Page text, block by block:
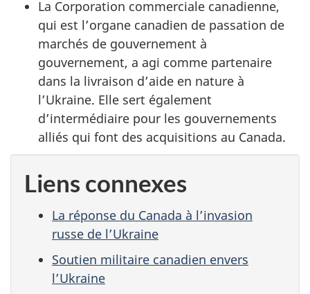
La Corporation commerciale canadienne,
qui est l’organe canadien de passation de
marchés de gouvernement à
gouvernement, a agi comme partenaire
dans la livraison d’aide en nature à
l’Ukraine. Elle sert également
d’intermédiaire pour les gouvernements
alliés qui font des acquisitions au Canada.
Liens connexes
La réponse du Canada à l’invasion
russe de l’Ukraine
Soutien militaire canadien envers
l’Ukraine